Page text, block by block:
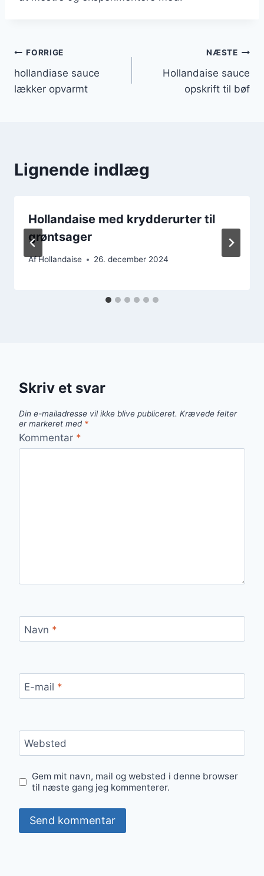
Indlægsnavigation
FORRIGE
hollandiase sauce
lækker opvarmt
NÆSTE
Hollandaise sauce
opskrift til bøf
Lignende indlæg
Hollandaise med krydderurter til
grøntsager
AfHollandaise 26. december 2024
Skriv et svar
Din e-mailadresse vil ikke blive publiceret. Krævede felter
er markeret med *
Kommentar *
Navn *
E-mail *
Websted
Gem mit navn, mail og websted i denne browser
til næste gang jeg kommenterer.